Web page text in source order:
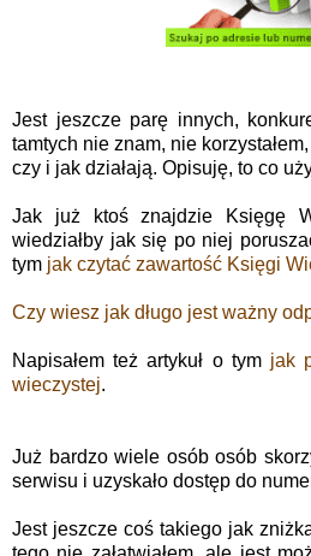
Jest jeszcze parę innych,
tamtych nie znam, nie
czy i jak działają. Opisuję, to co
Jak już ktoś znajdzie Księgę
wiedziałby jak się po niej
tym jak czytać zawartość Księgi
Czy wiesz jak długo jest ważny
Napisałem też artykuł o tym jak
wieczystej.
Już bardzo wiele osób osób
serwisu i uzyskało dostęp do
Jest jeszcze coś takiego jak